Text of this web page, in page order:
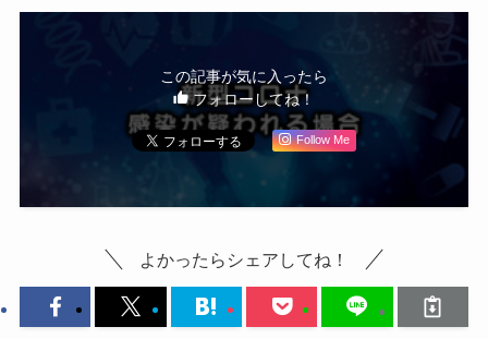
この記事が気に入ったら
フォローしてね！
Follow Me
よかったらシェアしてね！